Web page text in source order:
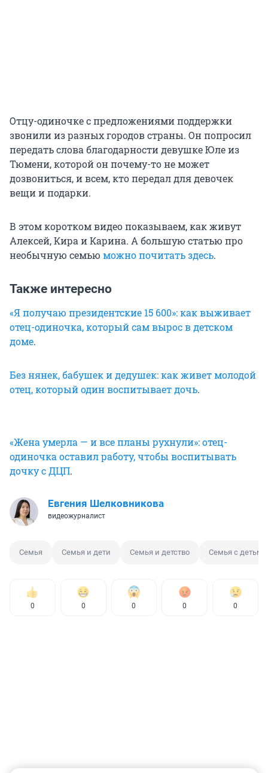
Отцу-одиночке с предложениями поддержки
звонили из разных городов страны. Он попросил
передать слова благодарности девушке Юле из
Тюмени, которой он почему-то не может
дозвониться, и всем, кто передал для девочек
вещи и подарки.
В этом коротком видео показываем, как живут
Алексей, Кира и Карина. А большую статью про
необычную семью можно почитать здесь.
Также интересно
«Я получаю президентские 15 600»: как выживает
отец-одиночка, который сам вырос в детском
доме.
Без нянек, бабушек и дедушек: как живет молодой
отец, который один воспитывает дочь.
«Жена умерла — и все планы рухнули»: отец-
одиночка оставил работу, чтобы воспитывать
дочку с ДЦП.
Евгения Шелковникова
видеожурналист
Семья Семья и дети Семья и детство Семья с детьми
0 0 0 0 0